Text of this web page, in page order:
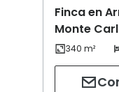
Finca en
Monte